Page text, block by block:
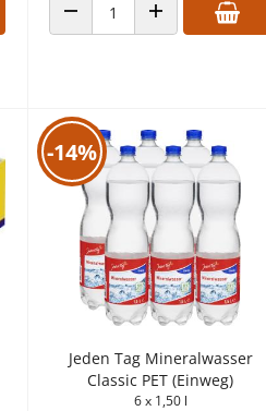
ANZAHL VERRINGERNANZAHL ERHÖHEN
-14%
Jeden Tag Mineralwasser
Classic PET (Einweg)
6 x 1,50 l